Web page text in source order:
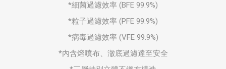
*細菌過濾效率 (BFE 99.9%)
*粒子過濾效率 (PFE 99.9%)
*病毒過濾效率 (VFE 99.9%)
*內含熔噴布、澈底過濾達至安全